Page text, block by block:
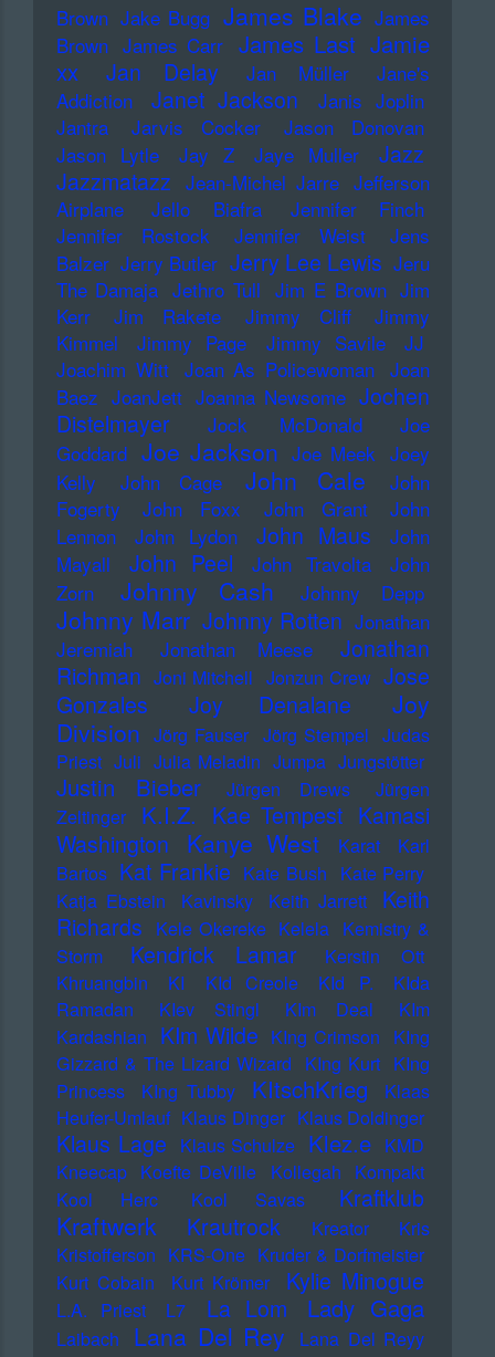
Brown Jake Bugg James Blake James
Brown James Carr James Last Jamie
xx
Jan Delay Jan Müller
Jane's
Addiction
Janet Jackson
Janis Joplin
Jantra
Jarvis Cocker
Jason Donovan
Jason Lytle
Jay Z Jaye Muller
Jazz
Jazzmatazz Jean-Michel Jarre Jefferson
Airplane
Jello Biafra
Jennifer Finch
Jennifer Rostock
Jennifer Weist
Jens
Balzer Jerry Butler Jerry Lee Lewis Jeru
The Damaja Jethro Tull Jim E Brown Jim
Kerr
Jim Rakete Jimmy Cliff
Jimmy
Kimmel
Jimmy Page Jimmy Savile
JJ
Joachim Witt Joan As Policewoman Joan
Baez JoanJett Joanna Newsome Jochen
Distelmayer
Jock McDonald
Joe
Goddard Joe Jackson Joe Meek Joey
Kelly
John Cage John Cale
John
Fogerty
John Foxx John Grant
John
Lennon
John Lydon John Maus
John
Mayall
John Peel John Travolta
John
Zorn
Johnny Cash Johnny Depp
Johnny Marr Johnny Rotten Jonathan
Jeremiah
Jonathan Meese
Jonathan
Richman Joni Mitchell Jonzun Crew Jose
Gonzales
Joy Denalane
Joy
Division Jörg Fauser Jörg Stempel Judas
Priest Juli Julia Meladin Jumpa Jungstötter
Justin Bieber Jürgen Drews
Jürgen
Zeltinger
K.I.Z. Kae Tempest Kamasi
Washington
Kanye West Karat
Karl
Bartos Kat Frankie Kate Bush Kate Perry
Katja Ebstein
Kavinsky Keith Jarrett
Keith
Richards Kele Okereke Kelela Kemistry &
Storm
Kendrick Lamar
Kerstin Ott
Khruangbin
KI KId Creole KId P.
KIda
Ramadan
KIev Stingl KIm Deal
KIm
Kardashian KIm Wilde KIng Crimson KIng
Gizzard & The Lizard Wizard KIng Kurt KIng
Princess
KIng Tubby KItschKrieg
Klaas
Heufer-Umlauf Klaus Dinger Klaus Doldinger
Klaus Lage Klaus Schulze Klez.e KMD
Kneecap Koefte DeVille Kollegah Kompakt
Kool Herc
Kool Savas Kraftklub
Kraftwerk Krautrock Kreator
Kris
Kristofferson KRS-One Kruder & Dorfmeister
Kurt Cobain
Kurt Krömer Kylie Minogue
L.A. Priest L7 La Lom Lady Gaga
Laibach Lana Del Rey
Lana Del Reyy